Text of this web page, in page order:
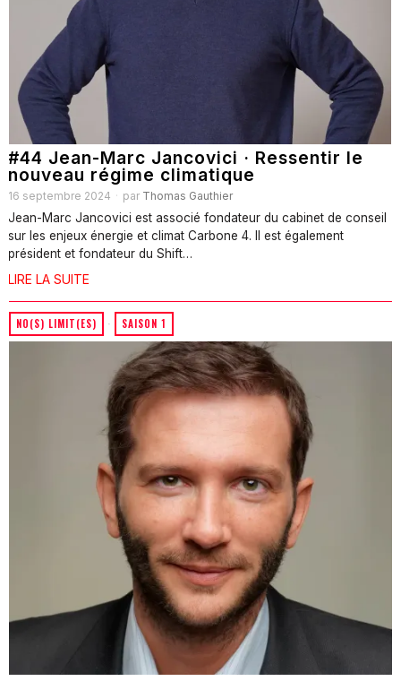
#44 Jean-Marc Jancovici · Ressentir le
nouveau régime climatique
16 septembre 2024 par Thomas Gauthier
Jean-Marc Jancovici est associé fondateur du cabinet de conseil
sur les enjeux énergie et climat Carbone 4. Il est également
président et fondateur du Shift…
LIRE LA SUITE
NO(S) LIMIT(ES) · SAISON 1